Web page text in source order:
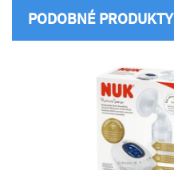
PODOBNÉ PRODUKTY